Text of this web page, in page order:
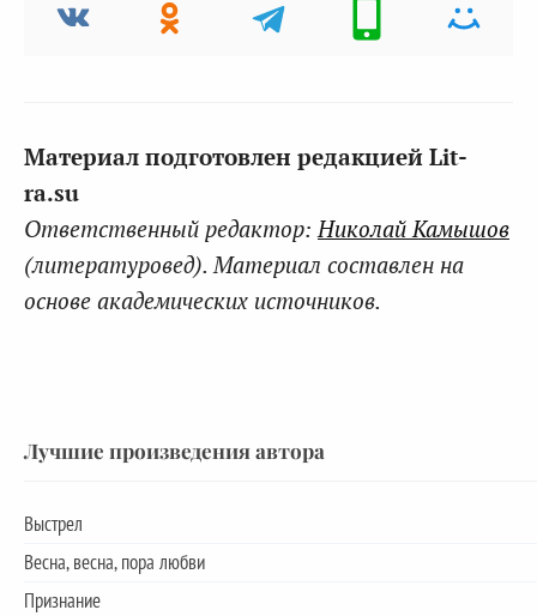
Материал подготовлен редакцией Lit-
ra.su
Ответственный редактор:Николай Камышов
(литературовед). Материал составлен на
основе академических источников.
Лучшие произведения автора
Выстрел
Весна, весна, пора любви
Признание